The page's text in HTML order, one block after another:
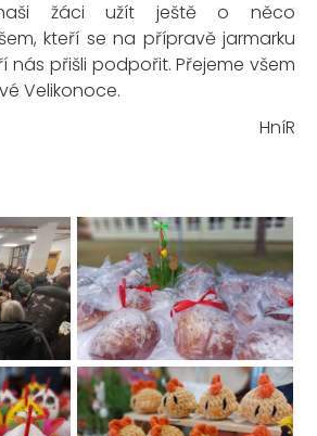
žáci užít ještě o něco
kteří se na přípravě jarmarku
nás přišli podpořit. Přejeme všem
Velikonoce.
HníR